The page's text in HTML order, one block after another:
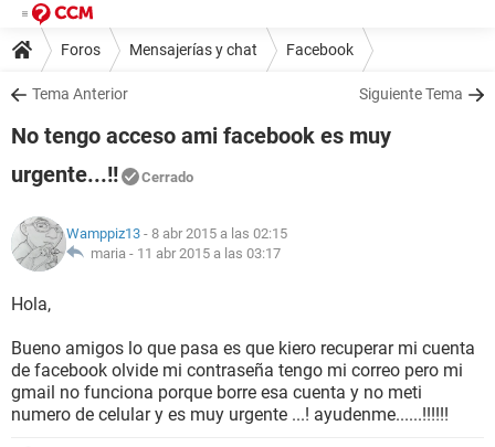
Foros Mensajerías y chat Facebook
Tema Anterior Siguiente Tema
No tengo acceso ami facebook es muy
urgente...!!
Cerrado
Wamppiz13 - 8 abr 2015 a las 02:15
maria - 11 abr 2015 a las 03:17
Hola,
Bueno amigos lo que pasa es que kiero recuperar mi cuenta
de facebook olvide mi contraseña tengo mi correo pero mi
gmail no funciona porque borre esa cuenta y no meti
numero de celular y es muy urgente ...! ayudenme......!!!!!!